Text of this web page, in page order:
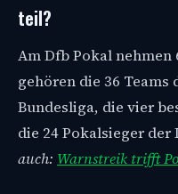
teil?
Am Dfb Pokal
gehören die 36 Teams
Bundesliga, die vier
die 24 Pokalsieger der
auch: Warnstreik trifft